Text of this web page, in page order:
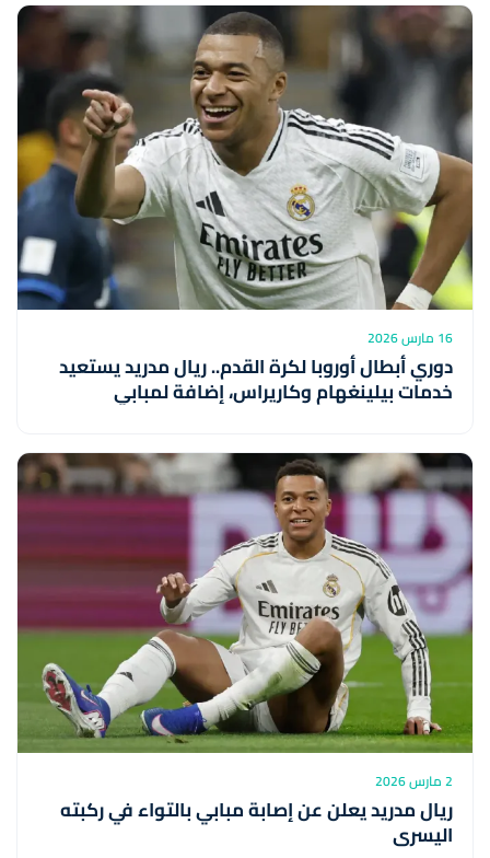
16 مارس 2026
دوري أبطال أوروبا لكرة القدم.. ريال مدريد يستعيد
خدمات بيلينغهام وكاريراس، إضافة لمبابي
2 مارس 2026
ريال مدريد يعلن عن إصابة مبابي بالتواء في ركبته
اليسرى